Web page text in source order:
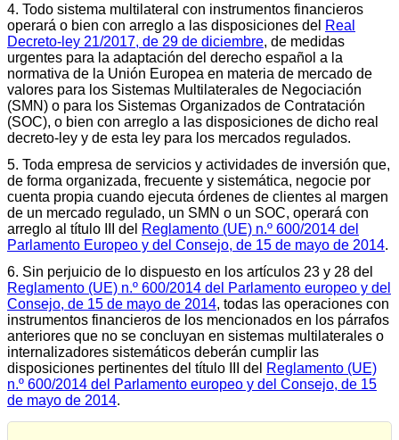
4. Todo sistema multilateral con instrumentos financieros
operará o bien con arreglo a las disposiciones del Real
Decreto-ley 21/2017, de 29 de diciembre, de medidas
urgentes para la adaptación del derecho español a la
normativa de la Unión Europea en materia de mercado de
valores para los Sistemas Multilaterales de Negociación
(SMN) o para los Sistemas Organizados de Contratación
(SOC), o bien con arreglo a las disposiciones de dicho real
decreto-ley y de esta ley para los mercados regulados.
5. Toda empresa de servicios y actividades de inversión que,
de forma organizada, frecuente y sistemática, negocie por
cuenta propia cuando ejecuta órdenes de clientes al margen
de un mercado regulado, un SMN o un SOC, operará con
arreglo al título III del Reglamento (UE) n.º 600/2014 del
Parlamento Europeo y del Consejo, de 15 de mayo de 2014.
6. Sin perjuicio de lo dispuesto en los artículos 23 y 28 del
Reglamento (UE) n.º 600/2014 del Parlamento europeo y del
Consejo, de 15 de mayo de 2014, todas las operaciones con
instrumentos financieros de los mencionados en los párrafos
anteriores que no se concluyan en sistemas multilaterales o
internalizadores sistemáticos deberán cumplir las
disposiciones pertinentes del título III del Reglamento (UE)
n.º 600/2014 del Parlamento europeo y del Consejo, de 15
de mayo de 2014.